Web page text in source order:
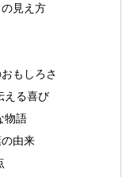
見え方
もしろさ
える喜び
物語
由来